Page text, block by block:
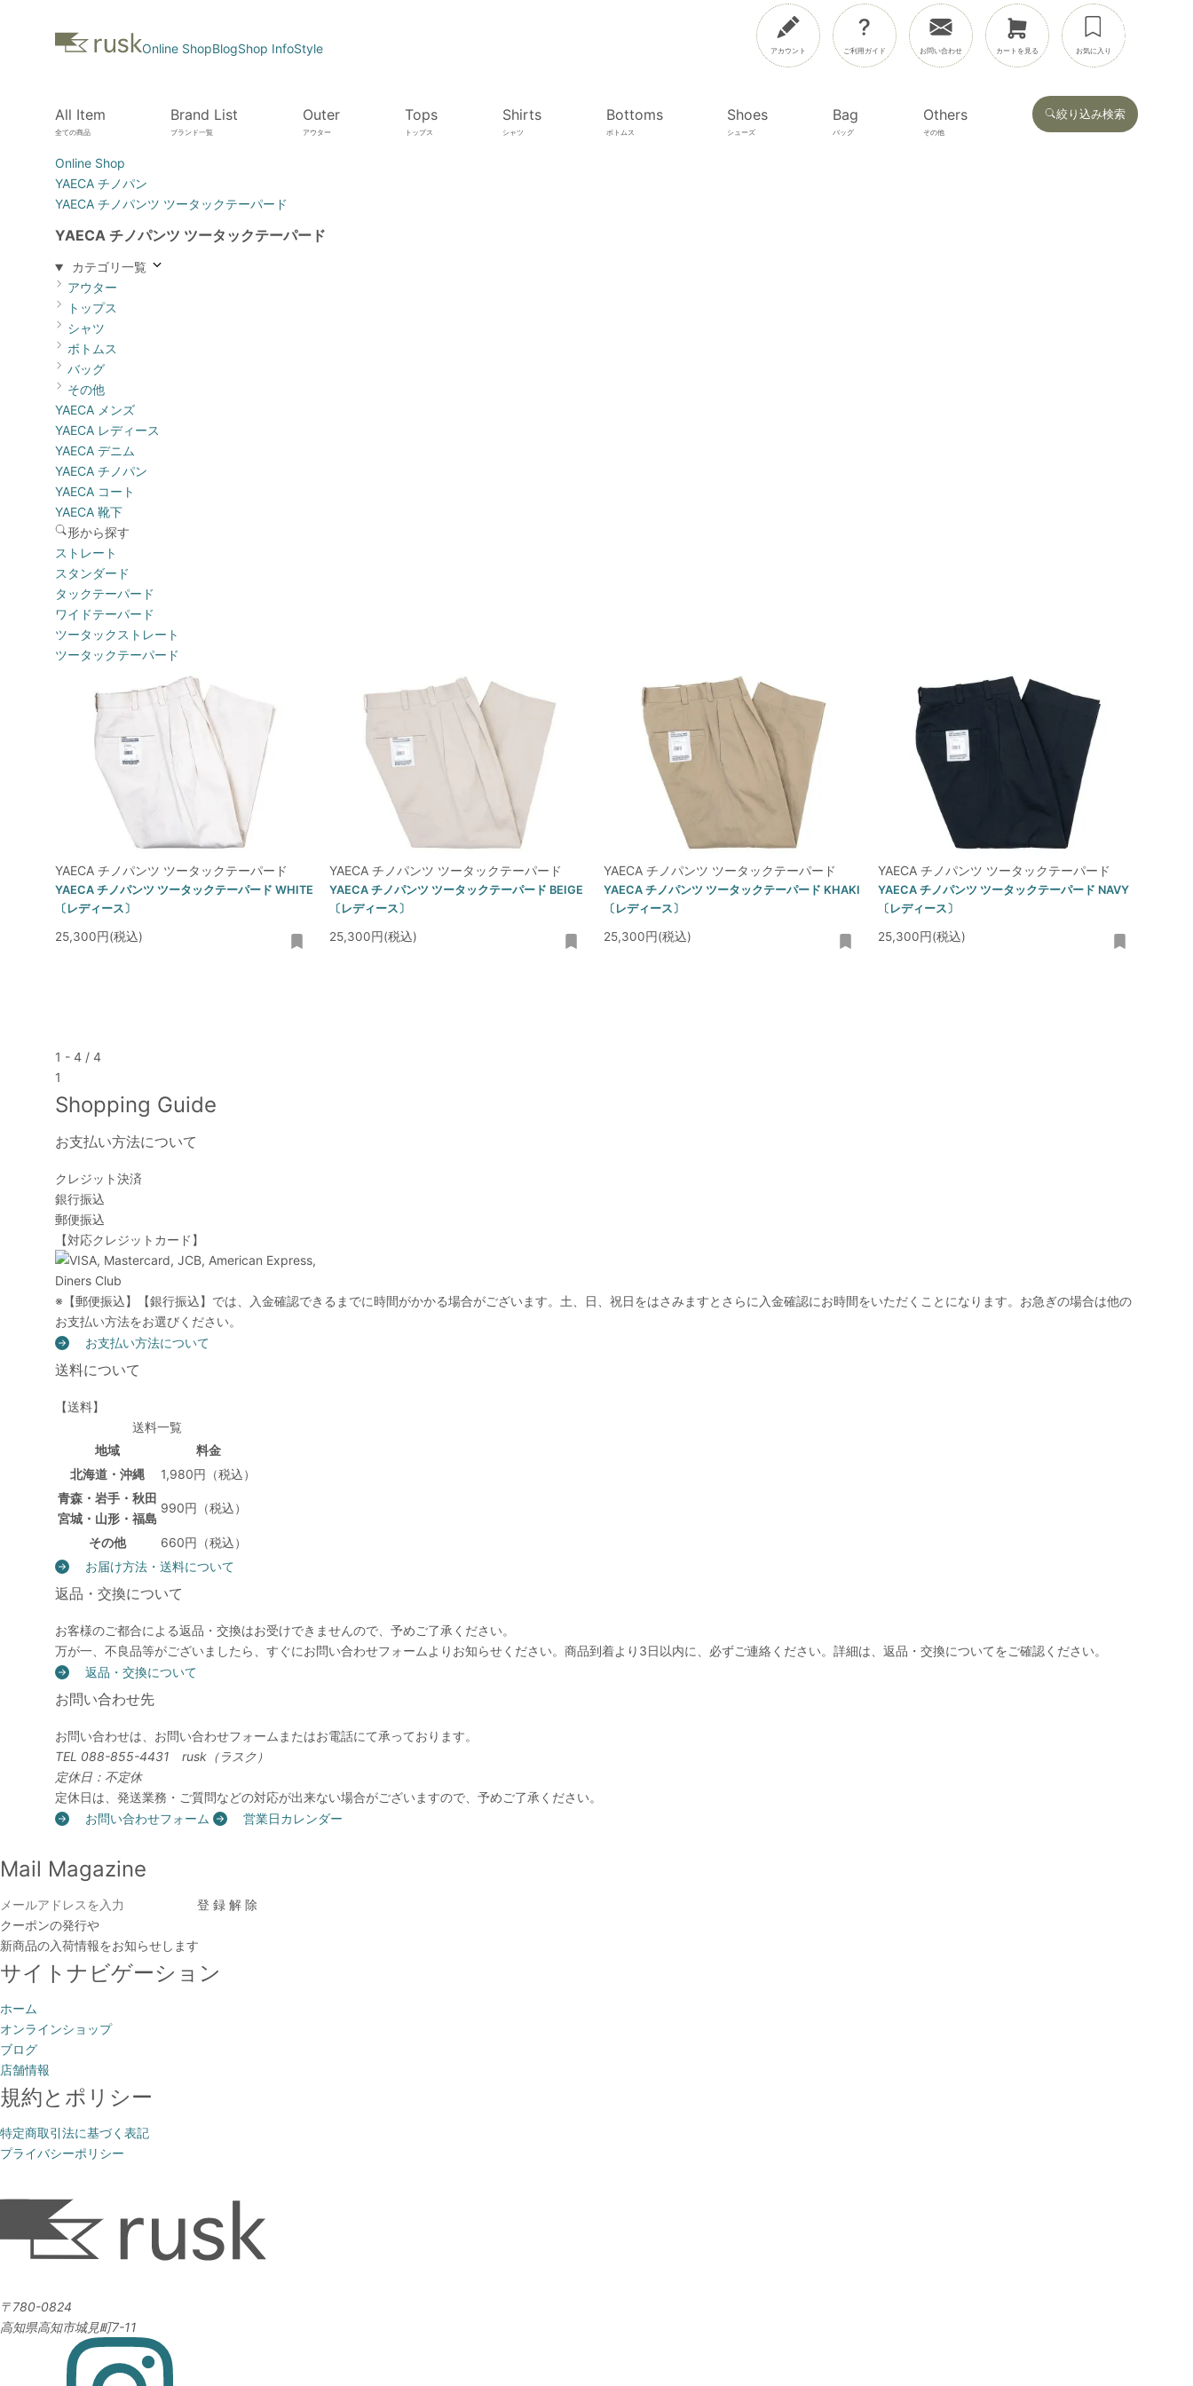
Online ShopBlogShop InfoStyle アカウント ご利用ガイド お問い合わせ カートを見る お気に入り
All Item
全ての商品
Brand List
ブランド一覧
Outer
アウター
Tops
トップス
Shirts
シャツ
Bottoms
ボトムス
Shoes
シューズ
Bag
バッグ
Others
その他
絞り込み検索
Online Shop
YAECA チノパン
YAECA チノパンツ ツータックテーパード
YAECA チノパンツ ツータックテーパード
カテゴリ一覧
アウター
トップス
シャツ
ボトムス
バッグ
その他
YAECA メンズ
YAECA レディース
YAECA デニム
YAECA チノパン
YAECA コート
YAECA 靴下
形から探す
ストレート
スタンダード
タックテーパード
ワイドテーパード
ツータックストレート
ツータックテーパード
YAECA チノパンツ ツータックテーパード
YAECA チノパンツ ツータックテーパード WHITE
〔レディース〕
25,300円(税込)
YAECA チノパンツ ツータックテーパード
YAECA チノパンツ ツータックテーパード BEIGE
〔レディース〕
25,300円(税込)
YAECA チノパンツ ツータックテーパード
YAECA チノパンツ ツータックテーパード KHAKI
〔レディース〕
25,300円(税込)
YAECA チノパンツ ツータックテーパード
YAECA チノパンツ ツータックテーパード NAVY
〔レディース〕
25,300円(税込)
1 - 4 / 4
1
Shopping Guide
お支払い方法について
クレジット決済
銀行振込
郵便振込
【対応クレジットカード】
※【郵便振込】【銀行振込】では、入金確認できるまでに時間がかかる場合がございます。土、日、祝日をはさみますとさらに入金確認にお時間をいただくことになります。お急ぎの場合は他の
お支払い方法をお選びください。
お支払い方法について
送料について
【送料】
送料一覧
地域
料金
北海道・沖縄
1,980円（税込）
青森・岩手・秋田
宮城・山形・福島
990円（税込）
その他
660円（税込）
お届け方法・送料について
返品・交換について
お客様のご都合による返品・交換はお受けできませんので、予めご了承ください。
万が一、不良品等がございましたら、すぐにお問い合わせフォームよりお知らせください。商品到着より3日以内に、必ずご連絡ください。詳細は、返品・交換についてをご確認ください。
返品・交換について
お問い合わせ先
お問い合わせは、お問い合わせフォームまたはお電話にて承っております。
TEL 088-855-4431 rusk（ラスク）
定休日：不定休
定休日は、発送業務・ご質問などの対応が出来ない場合がございますので、予めご了承ください。
お問い合わせフォーム
営業日カレンダー
Mail Magazine
クーポンの発行や
新商品の入荷情報をお知らせします
サイトナビゲーション
ホーム
オンラインショップ
ブログ
店舗情報
規約とポリシー
特定商取引法に基づく表記
プライバシーポリシー
〒780-0824
高知県高知市城見町7-11